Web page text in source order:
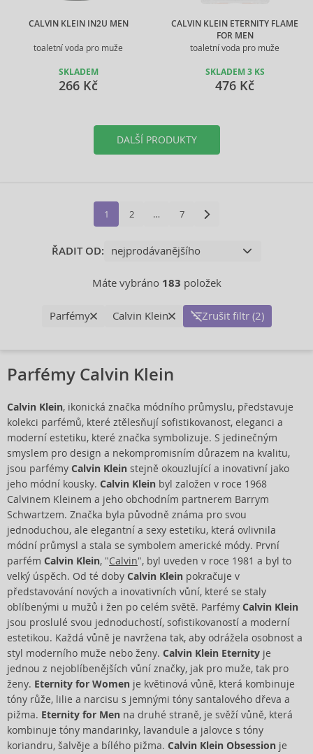
CALVIN KLEIN IN2U MEN
toaletní voda pro muže
SKLADEM
266 Kč
CALVIN KLEIN ETERNITY FLAME
FOR MEN
toaletní voda pro muže
SKLADEM 3 KS
476 Kč
DALŠÍ PRODUKTY
1 2 … 7
ŘADIT OD:
Máte vybráno 183 položek
Parfémy Calvin Klein Zrušit filtr (2)
Parfémy Calvin Klein
Calvin Klein, ikonická značka módního průmyslu, představuje
kolekci parfémů, které ztělesňují sofistikovanost, eleganci a
moderní estetiku, které značka symbolizuje. S jedinečným
smyslem pro design a nekompromisním důrazem na kvalitu,
jsou parfémy Calvin Klein stejně okouzlující a inovativní jako
jeho módní kousky. Calvin Klein byl založen v roce 1968
Calvinem Kleinem a jeho obchodním partnerem Barrym
Schwartzem. Značka byla původně známa pro svou
jednoduchou, ale elegantní a sexy estetiku, která ovlivnila
módní průmysl a stala se symbolem americké módy. První
parfém Calvin Klein, "Calvin", byl uveden v roce 1981 a byl to
velký úspěch. Od té doby Calvin Klein pokračuje v
představování nových a inovativních vůní, které se staly
oblíbenými u mužů i žen po celém světě. Parfémy Calvin Klein
jsou proslulé svou jednoduchostí, sofistikovaností a moderní
estetikou. Každá vůně je navržena tak, aby odrážela osobnost a
styl moderního muže nebo ženy. Calvin Klein Eternity je
jednou z nejoblíbenějších vůní značky, jak pro muže, tak pro
ženy. Eternity for Women je květinová vůně, která kombinuje
tóny růže, lilie a narcisu s jemnými tóny santalového dřeva a
pižma. Eternity for Men na druhé straně, je svěží vůně, která
kombinuje tóny mandarinky, lavandule a jalovce s tóny
koriandru, šalvěje a bílého pižma. Calvin Klein Obsession je